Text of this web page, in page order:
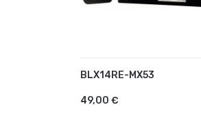
BLX14RE-MX53
49,00 €